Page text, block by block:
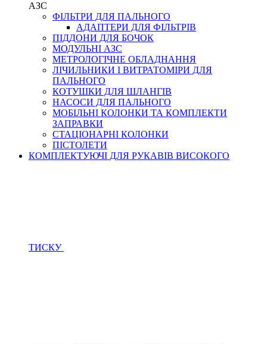
АЗС
ФІЛЬТРИ ДЛЯ ПАЛЬНОГО
АДАПТЕРИ ДЛЯ ФІЛЬТРІВ
ПІДДОНИ ДЛЯ БОЧОК
МОДУЛЬНІ АЗС
МЕТРОЛОГІЧНЕ ОБЛАДНАННЯ
ЛІЧИЛЬНИКИ І ВИТРАТОМІРИ ДЛЯ
ПАЛЬНОГО
КОТУШКИ ДЛЯ ШЛАНГІВ
НАСОСИ ДЛЯ ПАЛЬНОГО
МОБІЛЬНІ КОЛОНКИ ТА КОМПЛЕКТИ
ЗАПРАВКИ
СТАЦІОНАРНІ КОЛОНКИ
ПІСТОЛЕТИ
КОМПЛЕКТУЮЧІ ДЛЯ РУКАВІВ ВИСОКОГО
ТИСКУ